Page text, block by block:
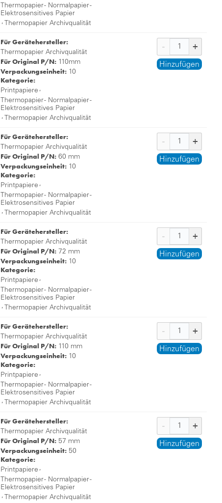
Thermopapier - Normalpapier -
Elektrosensitives Papier
, Thermopapier Archivqualität
Für Gerätehersteller:
Thermopapier Archivqualität
Für Original P/N: 110mm
Verpackungseinheit: 10
Kategorie:
Printpapiere ,
Thermopapier - Normalpapier -
Elektrosensitives Papier
, Thermopapier Archivqualität
Hinzufügen
Für Gerätehersteller:
Thermopapier Archivqualität
Für Original P/N: 60 mm
Verpackungseinheit: 10
Kategorie:
Printpapiere ,
Thermopapier - Normalpapier -
Elektrosensitives Papier
, Thermopapier Archivqualität
Hinzufügen
Für Gerätehersteller:
Thermopapier Archivqualität
Für Original P/N: 72 mm
Verpackungseinheit: 10
Kategorie:
Printpapiere ,
Thermopapier - Normalpapier -
Elektrosensitives Papier
, Thermopapier Archivqualität
Hinzufügen
Für Gerätehersteller:
Thermopapier Archivqualität
Für Original P/N: 110 mm
Verpackungseinheit: 10
Kategorie:
Printpapiere ,
Thermopapier - Normalpapier -
Elektrosensitives Papier
, Thermopapier Archivqualität
Hinzufügen
Für Gerätehersteller:
Thermopapier Archivqualität
Für Original P/N: 57 mm
Verpackungseinheit: 50
Kategorie:
Printpapiere ,
Thermopapier - Normalpapier -
Elektrosensitives Papier
, Thermopapier Archivqualität
Hinzufügen